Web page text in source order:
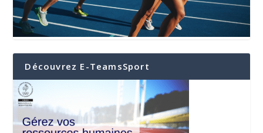
Découvrez E-TeamsSport